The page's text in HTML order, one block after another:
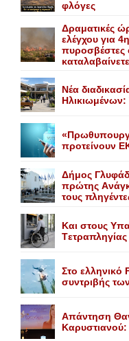
φλόγες
Δραματικές
ελέγχου για
πυροσβέστες
Nέα
Hλικιωμένων:
προτείνουν
Δήμος
πρώτης
τους
Kαι στους
Tετραπληγίας
Στο ελληνικό
συντριβής
Aπάντηση
Kαρυστιανού: